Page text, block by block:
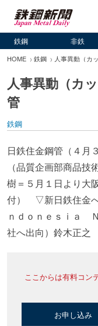
鉄鋼 非鉄
HOME 鉄鋼 人事異動（カ
人事異動（カ
管
鉄鋼
日鉄住金鋼管（４
（品質企画部商品
樹＝５月１日より大
付） ▽新日鉄住金へ
ｎｄｏｎｅｓｉａ
社へ出向）鈴木正之
ここからは有料コン
お申し込み